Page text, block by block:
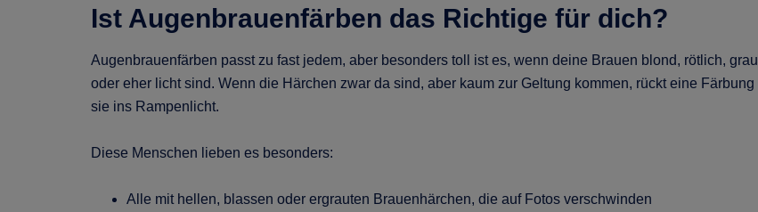
Ist Augenbrauenfärben das Richtige für dich?
Augenbrauenfärben passt zu fast jedem, aber besonders toll ist es, wenn deine Brauen blond, rötlich, grau
oder eher licht sind. Wenn die Härchen zwar da sind, aber kaum zur Geltung kommen, rückt eine Färbung
sie ins Rampenlicht.
Diese Menschen lieben es besonders:
Alle mit hellen, blassen oder ergrauten Brauenhärchen, die auf Fotos verschwinden